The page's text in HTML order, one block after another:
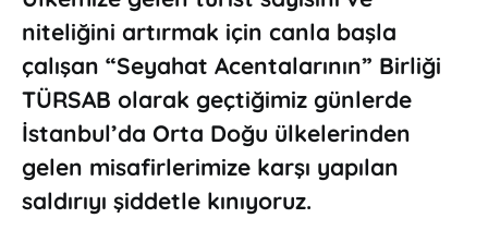
niteliğini artırmak için canla başla
çalışan “Seyahat Acentalarının” Birliği
TÜRSAB olarak geçtiğimiz günlerde
İstanbul’da Orta Doğu ülkelerinden
gelen misafirlerimize karşı yapılan
saldırıyı şiddetle kınıyoruz.